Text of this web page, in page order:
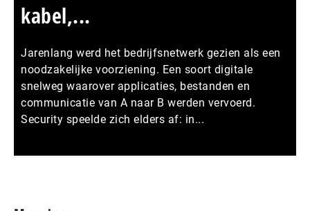
kabel,...
Jarenlang werd het bedrijfsnetwerk gezien als een
noodzakelijke voorziening. Een soort digitale
snelweg waarover applicaties, bestanden en
communicatie van A naar B werden vervoerd.
Security speelde zich elders af: in...